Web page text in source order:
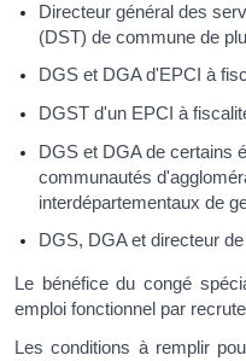
Directeur général des
(DST) de commune de
DGS et DGA d'EPCI à
DGST d'un EPCI à
DGS et DGA de certains
communautés
interdépartementaux de
DGS, DGA et directeur
Le bénéfice du congé
emploi fonctionnel par
Les conditions à remplir